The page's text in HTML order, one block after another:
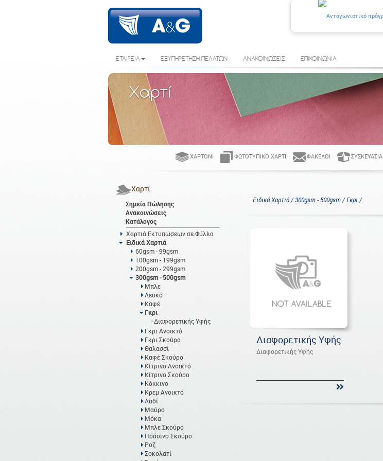
ΕΤΑΙΡΕΙΑ ΕΞΥΠΗΡΕΤΗΣΗ ΠΕΛΑΤΩΝ ΑΝΑΚΟΙΝΩΣΕΙΣ ΕΠΙΚΟΙΝΩΝΙΑ
Χαρτί
ΧΑΡΤΌΝΙ ΦΩΤΟΤΥΠΙΚΌ ΧΑΡΤΊ ΦΆΚΕΛΟΙ ΣΥΣΚΕΥΑΣΊΑ
Χαρτί
Σημεία Πώλησης
Ανακοινώσεις
Κατάλογος
Χαρτιά Εκτυπώσεων σε Φύλλα
Ειδικά Χαρτιά
60gsm - 99gsm
100gsm - 199gsm
200gsm - 299gsm
300gsm - 500gsm
Μπλε
Λευκό
Καφέ
Γκρι
Διαφορετικής Υφής
Γκρι Ανοικτό
Γκρι Σκούρο
Θαλασσί
Καφέ Σκούρο
Κίτρινο Ανοικτό
Κίτρινο Σκούρο
Κόκκινο
Κρεμ Ανοικτό
Λαδί
Μαύρο
Μόκα
Μπλε Σκούρο
Πράσινο Σκούρο
Ροζ
Σοκολατί
Ειδικά Χαρτιά / 300gsm - 500gsm / Γκρι /
Διαφορετικής Υφής
Διαφορετικής Υφής